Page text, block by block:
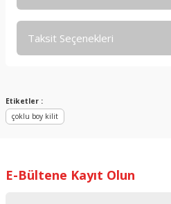
Taksit Seçenekleri
Etiketler :
çoklu boy kilit
E-Bültene Kayıt Olun